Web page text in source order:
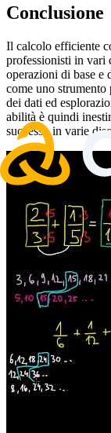
Conclusione
Il calcolo efficiente
professionisti in vari
operazioni di base e
come uno
dei dati ed
abilità è quindi
successo in varie